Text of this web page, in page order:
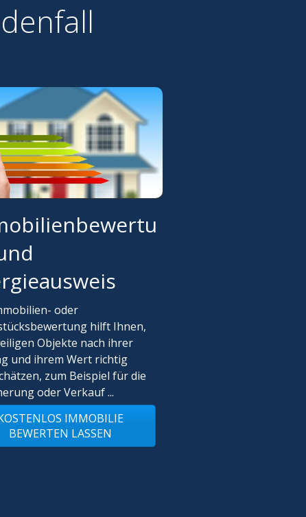
oder
hilft Ihnen,
Objekte nach ihrer
und ihrem Wert richtig
zum Beispiel für die
oder Verkauf ...
IMMOBILIE
BEWERTEN LASSEN